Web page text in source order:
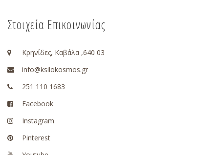
Στοιχεία Επικοινωνίας
Κρηνίδες, Καβάλα ,640 03
info@ksilokosmos.gr
251 110 1683
Facebook
Instagram
Pinterest